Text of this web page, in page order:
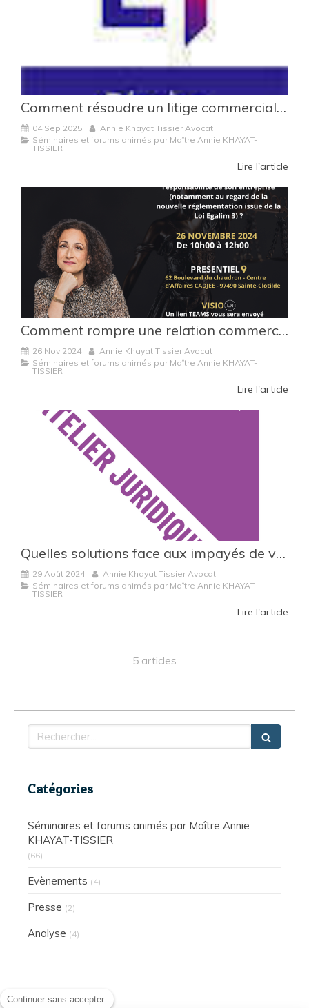
Comment résoudre un litige commercial à l’amiable ?
04 Sep 2025
Annie Khayat Tissier Avocat
Séminaires et forums animés par Maître Annie KHAYAT-
TISSIER
Lire l'article
Comment rompre une relation commerciale sans engager la responsabilité de son entreprise ?
26 Nov 2024
Annie Khayat Tissier Avocat
Séminaires et forums animés par Maître Annie KHAYAT-
TISSIER
Lire l'article
Quelles solutions face aux impayés de vos clients ? (Atelier juridique du MEDEF Réunion)
29 Août 2024
Annie Khayat Tissier Avocat
Séminaires et forums animés par Maître Annie KHAYAT-
TISSIER
Lire l'article
5 articles
Rechercher
Catégories
Séminaires et forums animés par Maître Annie
KHAYAT-TISSIER
(66)
Evènements (4)
Presse (2)
Analyse (4)
Continuer sans accepter